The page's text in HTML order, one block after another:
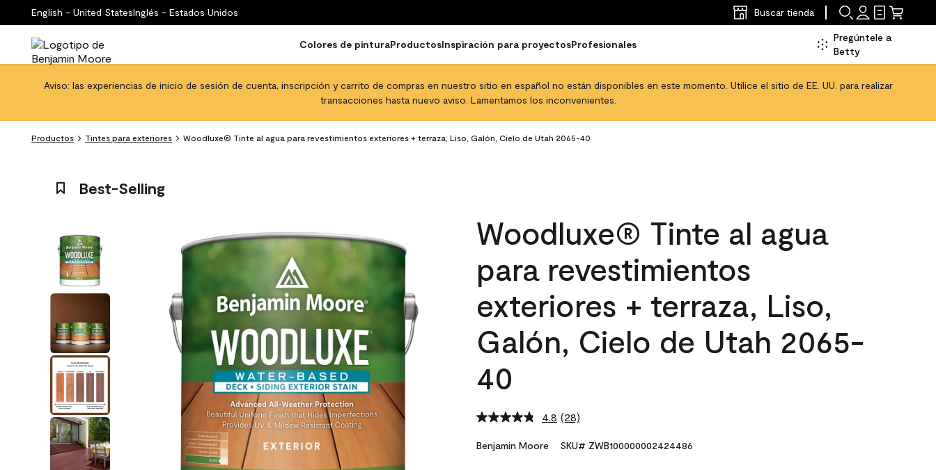
English - United StatesInglés - Estados Unidos Buscar tienda
Colores de pinturaProductosInspiración para proyectosProfesionales
Pregúntele a
Betty
Aviso: las experiencias de inicio de sesión de cuenta, inscripción y carrito de compras en nuestro sitio en español no están disponibles en este momento. Utilice el sitio de EE. UU. para realizar
transacciones hasta nuevo aviso. Lamentamos los inconvenientes.
Productos Tintes para exteriores Woodluxe® Tinte al agua para revestimientos exteriores + terraza, Liso, Galón, Cielo de Utah 2065-40
Best-Selling
Woodluxe® Tinte al agua
para revestimientos
exteriores + terraza, Liso,
Galón, Cielo de Utah 2065-
40
4.8 Read
Reviews.
(28)
Benjamin Moore SKU# ZWB100000002424486